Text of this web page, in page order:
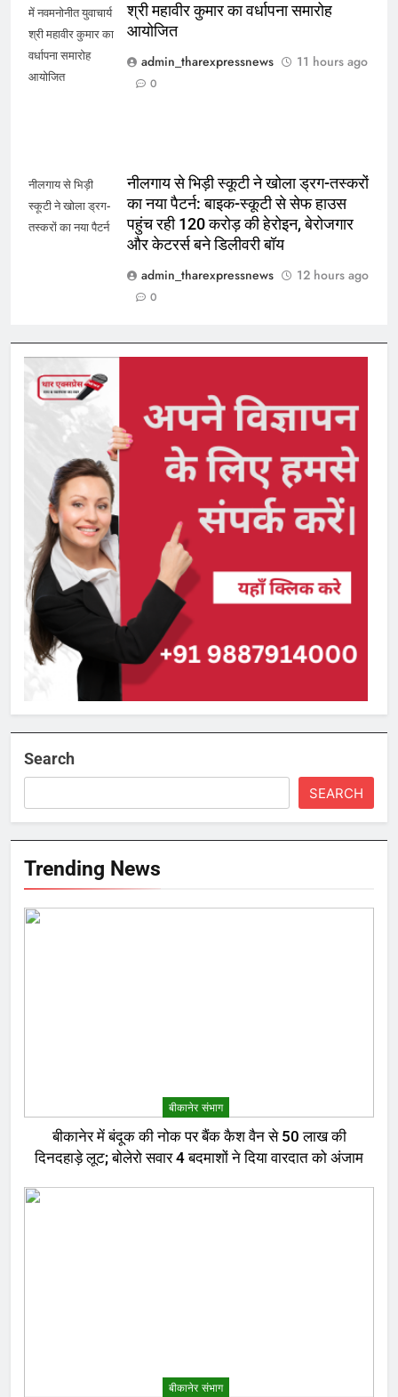
में नवमनोनीत युवाचार्य
श्री महावीर कुमार का
वर्धापना समारोह
आयोजित
श्री महावीर कुमार का वर्धापना समारोह
आयोजित
admin_tharexpressnews
11 hours ago
0
नीलगाय से भिड़ी
स्कूटी ने खोला ड्रग-
तस्करों का नया पैटर्न
नीलगाय से भिड़ी स्कूटी ने खोला ड्रग-तस्करों
का नया पैटर्न: बाइक-स्कूटी से सेफ हाउस
पहुंच रही 120 करोड़ की हेरोइन, बेरोजगार
और केटरर्स बने डिलीवरी बॉय
admin_tharexpressnews
12 hours ago
0
Search
SEARCH
Trending News
बीकानेर संभाग
बीकानेर में बंदूक की नोक पर बैंक कैश वैन से 50 लाख की
दिनदहाड़े लूट; बोलेरो सवार 4 बदमाशों ने दिया वारदात को अंजाम
बीकानेर संभाग